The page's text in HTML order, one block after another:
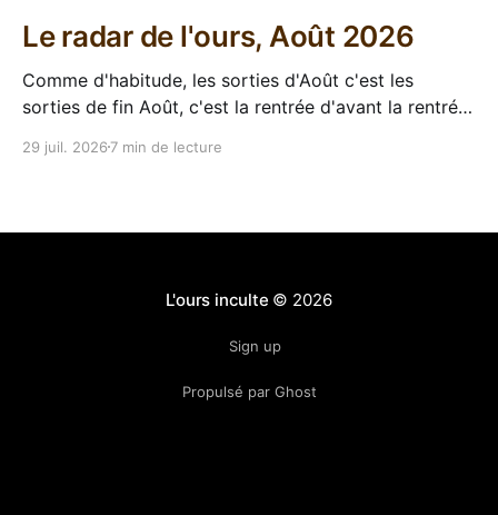
Le radar de l'ours, Août 2026
Comme d'habitude, les sorties d'Août c'est les
sorties de fin Août, c'est la rentrée d'avant la rentrée,
29 juil. 2026 7 min de lecture
L'ours inculte © 2026
Sign up
Propulsé par Ghost